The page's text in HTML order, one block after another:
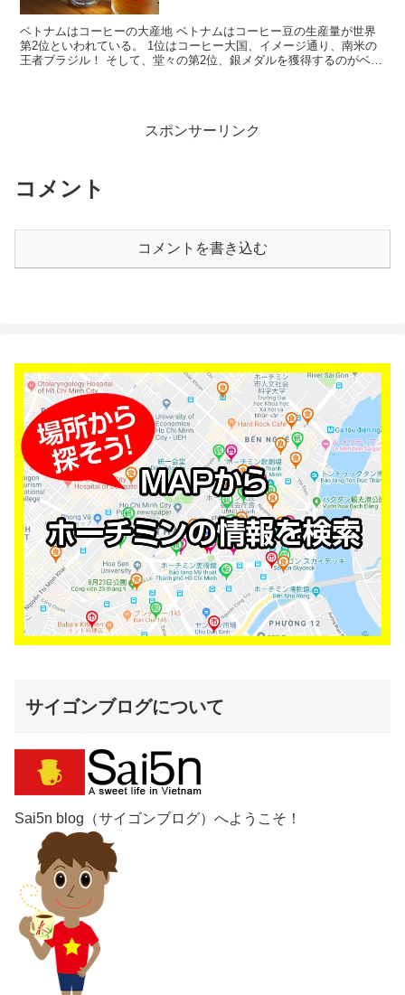
ベトナムはコーヒーの大産地 ベトナムはコーヒー豆の生産量が世界
第2位といわれている。 1位はコーヒー大国、イメージ通り、南米の
王者ブラジル！ そして、堂々の第2位、銀メダルを獲得するのがベト
スポンサーリンク
コメント
コメントを書き込む
サイゴンブログについて
Sai5n blog（サイゴンブログ）へようこそ！